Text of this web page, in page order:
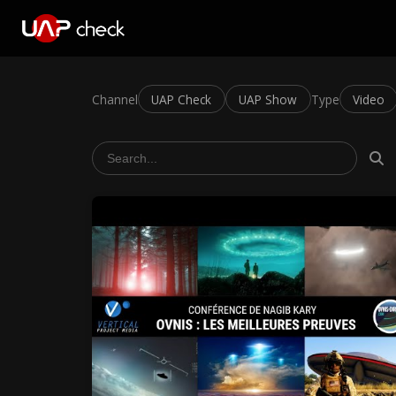
Channel UAP Check UAP Show Type Video